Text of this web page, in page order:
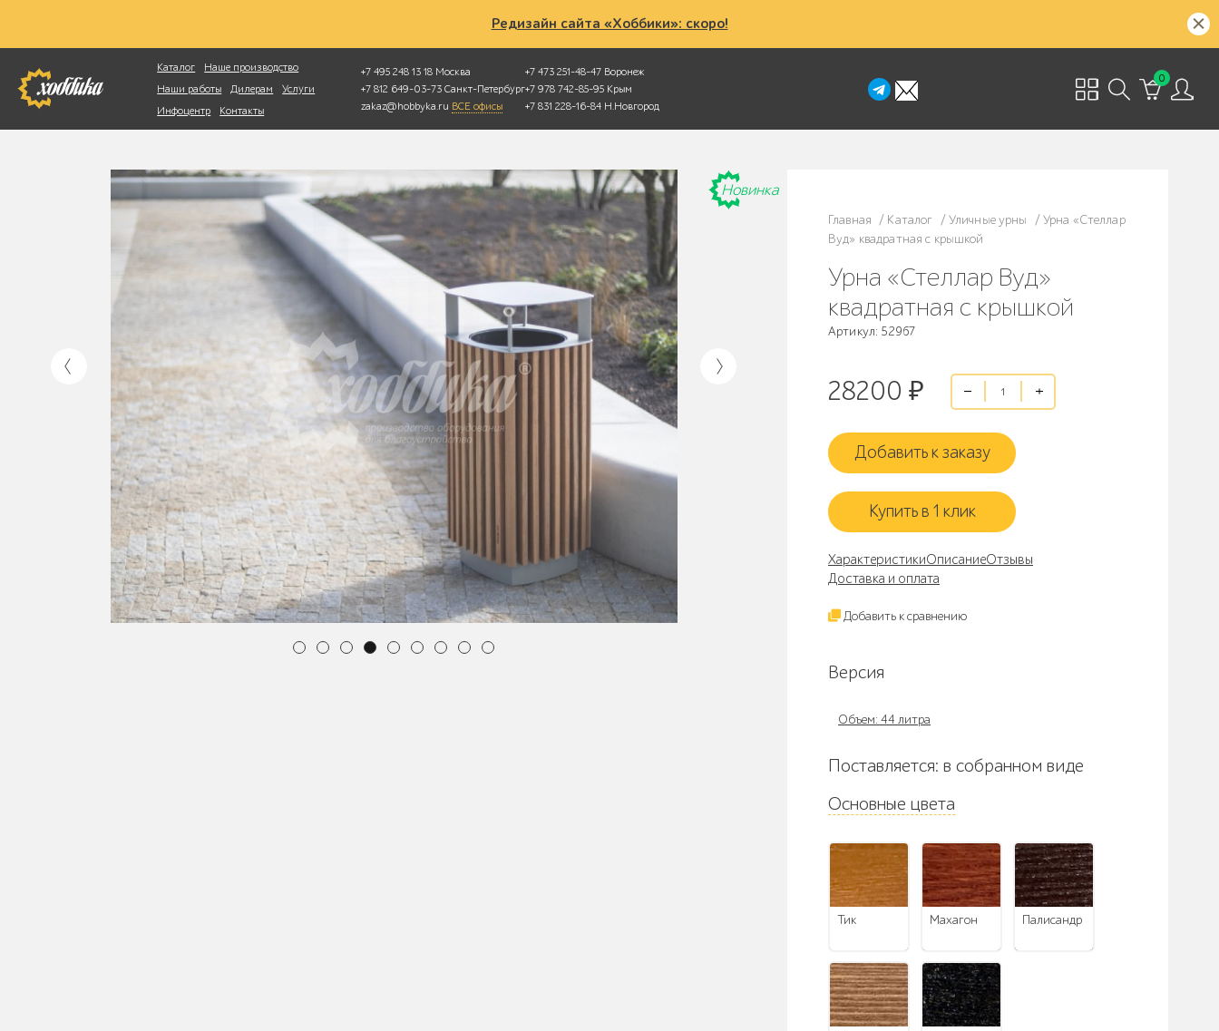
Редизайн сайта «Хоббики»: скоро!
Каталог
Наше производство
Наши работы
Дилерам
Услуги
Инфоцентр
Контакты
+7 495 248 13 18 Москва
+7 812 649-03-73 Санкт-Петербург
zakaz@hobbyka.ru ВСЕ офисы
+7 473 251-48-47 Воронеж
+7 978 742-85-95 Крым
+7 831 228-16-84 Н.Новгород
0
Фотопоиск
Новинка
Главная / Каталог /Уличные урны /Урна «Стеллар
Вуд» квадратная с крышкой
Урна «Стеллар Вуд»
квадратная с крышкой
Артикул: 52967
28200 ₽
Добавить к заказу
Купить в 1 клик
ХарактеристикиОписаниеОтзывы
Доставка и оплата
Добавить к сравнению
Версия
Объем: 44 литра
Поставляется: в собранном виде
Основные цвета
тик махагон палисандр